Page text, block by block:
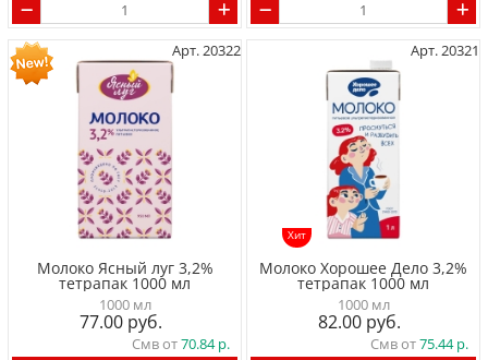
Арт. 20322
Молоко Ясный луг 3,2%
тетрапак 1000 мл
1000 мл
77.00
Смв от70.84
Арт. 20321
Хит
Молоко Хорошее Дело 3,2%
тетрапак 1000 мл
1000 мл
82.00
Смв от75.44